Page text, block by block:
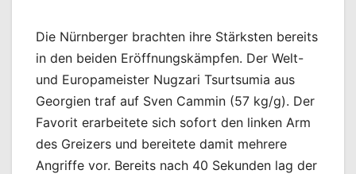
Die Nürnberger brachten ihre Stärksten bereits
in den beiden Eröffnungskämpfen. Der Welt-
und Europameister Nugzari Tsurtsumia aus
Georgien traf auf Sven Cammin (57 kg/g). Der
Favorit erarbeitete sich sofort den linken Arm
des Greizers und bereitete damit mehrere
Angriffe vor. Bereits nach 40 Sekunden lag der